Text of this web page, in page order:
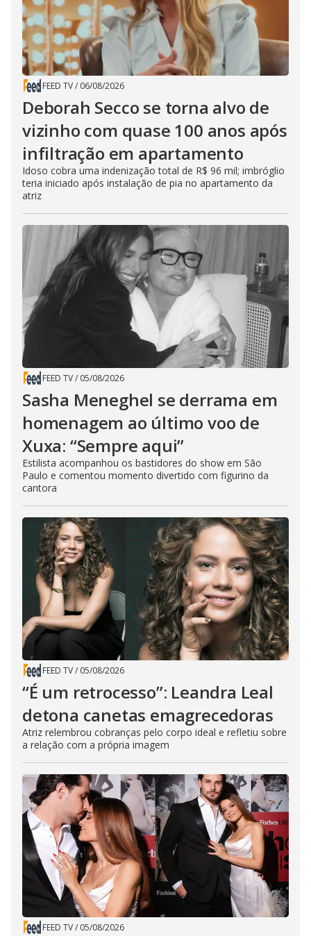
FEED TV/ 06/08/2026
Deborah Secco se torna alvo de
vizinho com quase 100 anos após
infiltração em apartamento
Idoso cobra uma indenização total de R$ 96 mil; imbróglio
teria iniciado após instalação de pia no apartamento da
atriz
FEED TV/ 05/08/2026
Sasha Meneghel se derrama em
homenagem ao último voo de
Xuxa: “Sempre aqui”
Estilista acompanhou os bastidores do show em São
Paulo e comentou momento divertido com figurino da
cantora
FEED TV/ 05/08/2026
“É um retrocesso”: Leandra Leal
detona canetas emagrecedoras
Atriz relembrou cobranças pelo corpo ideal e refletiu sobre
a relação com a própria imagem
FEED TV/ 05/08/2026